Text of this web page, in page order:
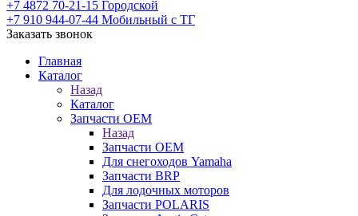
+7 4872 70-21-15 Городской
+7 910 944-07-44 Мобильный с ТГ
Заказать звонок
Главная
Каталог
Назад
Каталог
Запчасти OEM
Назад
Запчасти OEM
Для снегоходов Yamaha
Запчасти BRP
Для лодочных моторов
Запчасти POLARIS